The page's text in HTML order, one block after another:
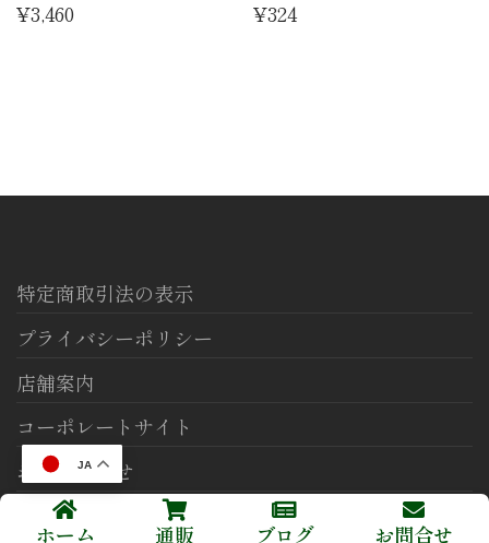
¥3,460 ¥324
特定商取引法の表示
プライバシーポリシー
店舗案内
コーポレートサイト
お問い合わせ
JA
ホーム 通販 ブログ お問合せ